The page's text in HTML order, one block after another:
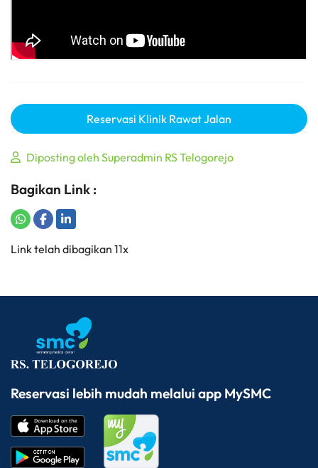
Reservasi Klinik Rawat Jalan
Diposting oleh Superadmin RS Telogorejo
Bagikan Link :
Share on WhatsApp
Share on Facebook
Share on LinkedIn
Link telah dibagikan 11x
Reservasi lebih mudah melalui app MySMC